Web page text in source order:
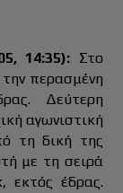
14:35): Στο
την περασμένη
Δεύτερη
αγωνιστική
τη δική της
με τη σειρά
εκτός έδρας.